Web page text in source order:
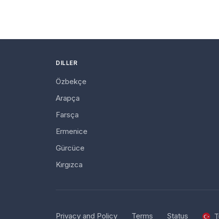
DILLER
Özbekçe
Arapça
Farsça
Ermenice
Gürcüce
Kırgızca
Privacy and Policy Terms Status